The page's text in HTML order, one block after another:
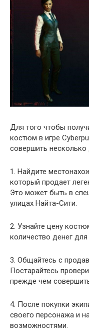
Для того чтобы
костюм в игре
совершить несколько
1. Найдите
который продает
Это может быть в
улицах Найта-Сити.
2. Узнайте цену
количество денег для
3. Общайтесь с
Постарайтесь
прежде чем
4. После покупки
своего персонажа и
возможностями.